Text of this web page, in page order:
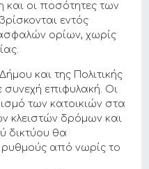
και οι ποσότητες των
εντός
ορίων, χωρίς
και της Πολιτικής
συνεχή επιφυλακή. Οι
των κατοικιών στα
κλειστών δρόμων και
δικτύου θα
ρυθμούς από νωρίς το